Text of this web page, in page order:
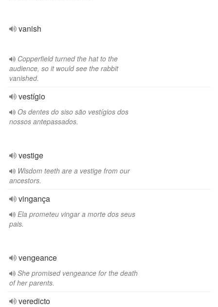
vanish
Copperfield turned the hat to the
audience, so it would see the rabbit
vanished.
vestígio
Os dentes do siso são vestígios dos
nossos antepassados.
vestige
Wisdom teeth are a vestige from our
ancestors.
vingança
Ela prometeu vingar a morte dos seus
pais.
vengeance
She promised vengeance for the death
of her parents.
veredicto